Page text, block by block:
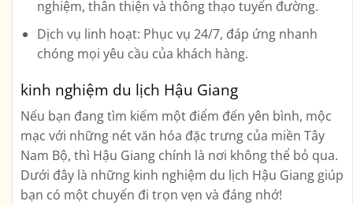
nghiệm, thân thiện và thông thạo tuyến đường.
Dịch vụ linh hoạt: Phục vụ 24/7, đáp ứng nhanh
chóng mọi yêu cầu của khách hàng.
kinh nghiệm du lịch Hậu Giang
Nếu bạn đang tìm kiếm một điểm đến yên bình, mộc
mạc với những nét văn hóa đặc trưng của miền Tây
Nam Bộ, thì Hậu Giang chính là nơi không thể bỏ qua.
Dưới đây là những kinh nghiệm du lịch Hậu Giang giúp
bạn có một chuyến đi trọn vẹn và đáng nhớ!